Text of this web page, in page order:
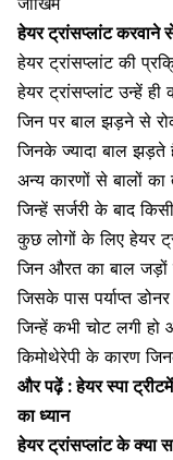
हेयर ट्रांसप्लांट करवाने
हेयर ट्रांसप्लांट की
हेयर ट्रांसप्लांट उन्हें
जिन परबाल झड़ने से
जिनके ज्यादा बाल झड़ते
अन्य कारणों से बालों
जिन्हें सर्जरी के बाद
कुछ लोगों के लिए हेयर
जिन औरत काबाल
जिसके पास पर्याप्त
जिन्हें कभी चोट लगी हो
किमोथेरेपी के कारण
और पढ़ें :हेयर स्पा
का ध्यान
हेयर ट्रांसप्लांट के क्या